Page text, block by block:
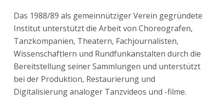
Das 1988/89 als gemeinnütziger Verein gegründete
Institut unterstützt die Arbeit von Choreografen,
Tanzkompanien, Theatern, Fachjournalisten,
Wissenschaftlern und Rundfunkanstalten durch die
Bereitstellung seiner Sammlungen und unterstützt
bei der Produktion, Restaurierung und
Digitalisierung analoger Tanzvideos und -filme.